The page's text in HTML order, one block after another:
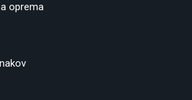
oprema